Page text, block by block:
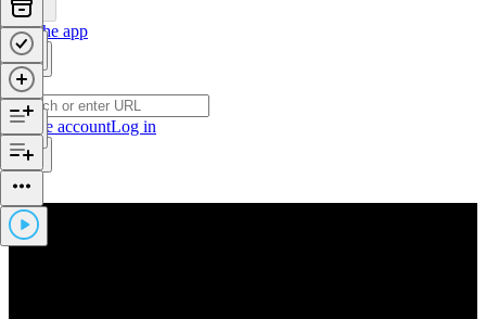
Get the app
Create accountLog in